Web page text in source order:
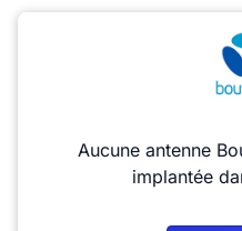
Aucune antenne
implantée